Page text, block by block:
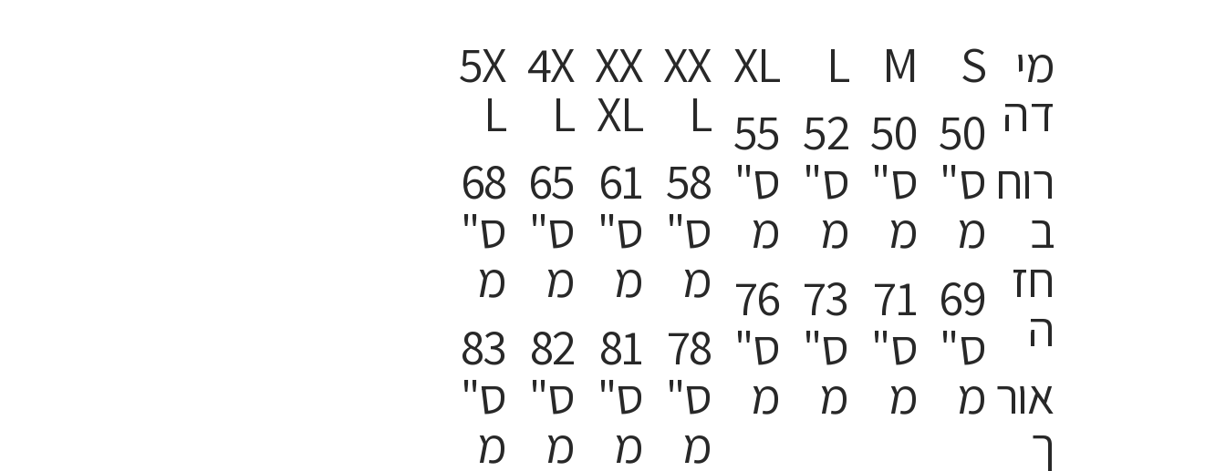
5X
L
68
ס"
מ
83
ס"
מ
4X
L
65
ס"
מ
82
ס"
מ
XX
XL
61
ס"
מ
81
ס"
מ
XX
L
58
ס"
מ
78
ס"
מ
XL
55
ס"
מ
76
ס"
מ
L
52
ס"
מ
73
ס"
מ
M
50
ס"
מ
71
ס"
מ
S
50
ס"
מ
69
ס"
מ
מי
דה
רוח
ב
חז
ה
אור
ך